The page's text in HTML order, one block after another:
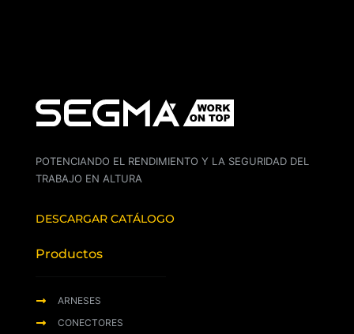
POTENCIANDO EL RENDIMIENTO Y LA SEGURIDAD DEL
TRABAJO EN ALTURA
DESCARGAR CATÁLOGO
Productos
ARNESES
CONECTORES